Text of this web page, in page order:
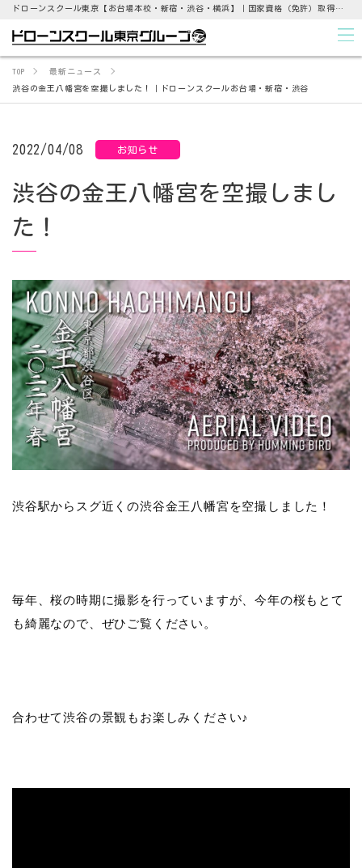
ドローンスクール東京【お台場本校・新宿・渋谷・横浜】｜国家資格（免許）取得支援から点検業務まで
TOP 最新ニュース
渋谷の金王八幡宮を空撮しました！｜ドローンスクールお台場・新宿・渋谷
2022/04/08 お知らせ
渋谷の金王八幡宮を空撮しまし
た！
渋谷駅からスグ近くの渋谷金王八幡宮を空撮しました！
毎年、桜の時期に撮影を行っていますが、今年の桜もとて
も綺麗なので、ぜひご覧ください。
合わせて渋谷の景観もお楽しみください♪